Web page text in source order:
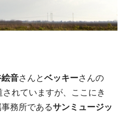
絵音さんとベッキーさんの
れていますが、ここにき
務所であるサンミュージッ